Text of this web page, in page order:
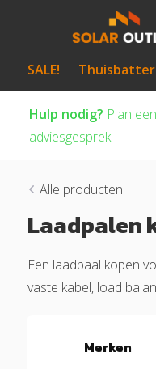
SALE!
Hulp nodig? Plan een
adviesgesprek
Alle producten
Laadpalen
Een laadpaal kopen
vaste kabel, load
Merken